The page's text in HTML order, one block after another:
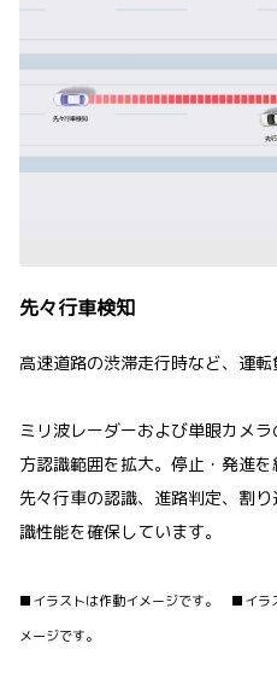
先々行車検知
高速道路の渋滞走行時など、運転
ミリ波レーダーおよび単眼カメ
方認識範囲を拡大。停止・発進
先々行車の認識、進路判定、割
識性能を確保しています。
■イラストは作動イメージです。 ■イラ
メージです。